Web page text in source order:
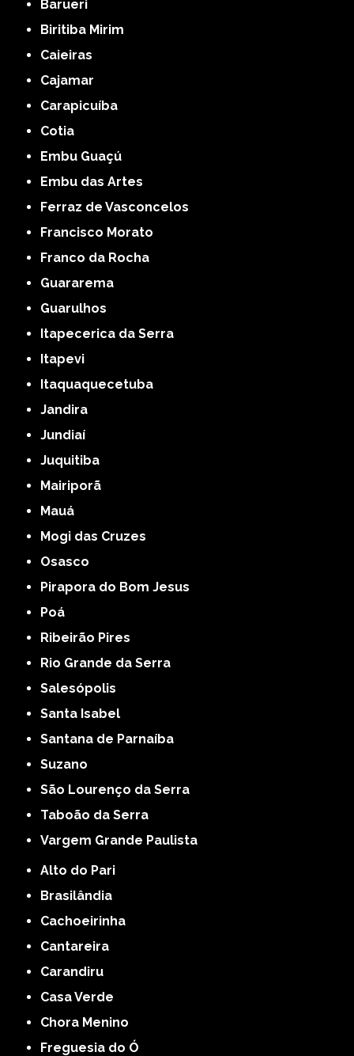
Barueri
Biritiba Mirim
Caieiras
Cajamar
Carapicuíba
Cotia
Embu Guaçú
Embu das Artes
Ferraz de Vasconcelos
Francisco Morato
Franco da Rocha
Guararema
Guarulhos
Itapecerica da Serra
Itapevi
Itaquaquecetuba
Jandira
Jundiaí
Juquitiba
Mairiporã
Mauá
Mogi das Cruzes
Osasco
Pirapora do Bom Jesus
Poá
Ribeirão Pires
Rio Grande da Serra
Salesópolis
Santa Isabel
Santana de Parnaíba
Suzano
São Lourenço da Serra
Taboão da Serra
Vargem Grande Paulista
Alto do Pari
Brasilândia
Cachoeirinha
Cantareira
Carandiru
Casa Verde
Chora Menino
Freguesia do Ó